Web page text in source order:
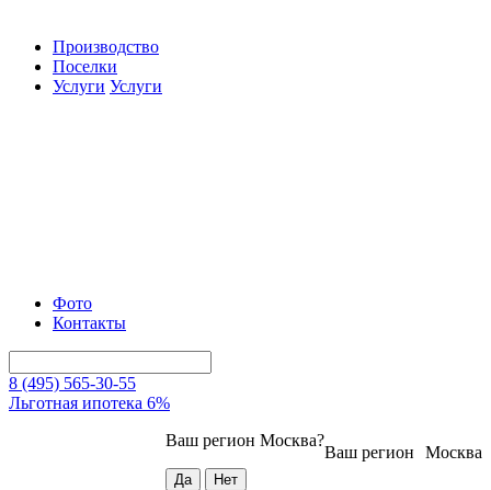
Производство
Поселки
Услуги Услуги
Фото
Контакты
8 (495) 565-30-55
Льготная ипотека 6%
Москва
Ваш регион
Ваш регион Москва?